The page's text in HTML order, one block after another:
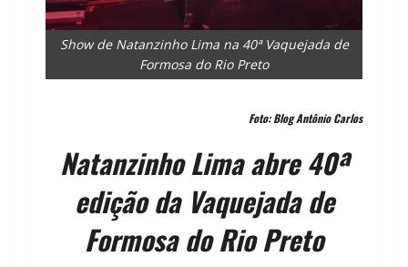
Show de Natanzinho Lima na 40ª Vaquejada de
Formosa do Rio Preto
Foto: Blog Antônio Carlos
Natanzinho Lima abre 40ª
edição da Vaquejada de
Formosa do Rio Preto